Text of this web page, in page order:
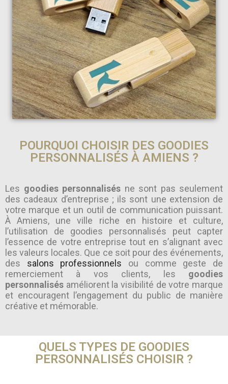
POURQUOI CHOISIR DES GOODIES
PERSONNALISÉS À AMIENS ?
Les goodies personnalisés ne sont pas seulement
des cadeaux d’entreprise ; ils sont une extension de
votre marque et un outil de communication puissant.
À Amiens, une ville riche en histoire et culture,
l’utilisation de goodies personnalisés peut capter
l’essence de votre entreprise tout en s’alignant avec
les valeurs locales. Que ce soit pour des événements,
des salons professionnels ou comme geste de
remerciement à vos clients, les goodies
personnalisés améliorent la visibilité de votre marque
et encouragent l’engagement du public de manière
créative et mémorable.
QUELS TYPES DE GOODIES
PERSONNALISÉS CHOISIR ?